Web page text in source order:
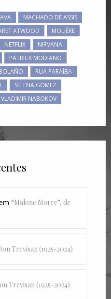
MACHADO DE ASSIS
ATWOOD
MOLIÈRE
NETFLIX
NIRVANA
PATRICK MODIANO
RUA PARAÍBA
SELENA GOMEZ
VLADIMIR NABOKOV
“Malone Morre”, de
Trevisan (1925-2024)
Trevisan (1925-2024)